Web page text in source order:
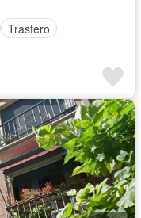
Trastero